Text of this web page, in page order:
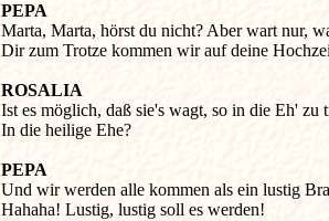
PEPA
Marta, Marta, hörst du nicht? Aber wart nur,
Dir zum Trotze kommen wir auf deine
ROSALIA
Ist es möglich, daß sie's wagt, so in die Eh' zu
PEPA
Und wir werden alle kommen als ein lustig
Hahaha! Lustig, lustig soll es werden!